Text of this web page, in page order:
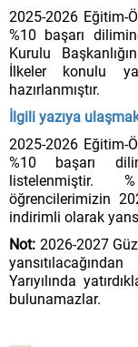
2025-2026 Eğitim-
%10 başarı
Kurulu
İlkeler konulu
hazırlanmıştır.
İlgili yazıya
2025-2026 Eğitim-
%10 başarı
öğrencilerimizin
indirimli olarak
Not: 2026-2027
Yarıyılında
bulunamazlar.